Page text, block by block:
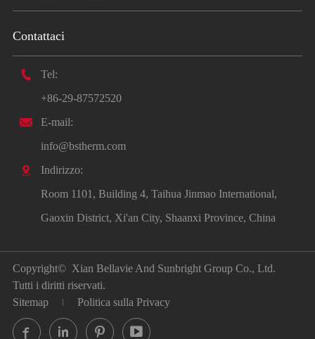
Contattaci

Tel:
+86-29-87572520

E-mail:
info@bstherm.com

Indirizzo:
Room 1101, Building 4, Taihua Jinmao International,
Gaoxin District, Xi'an City, Shaanxi Province, China
Copyright© Xian Bellavie And Sunbright Group Co., Ltd.
Tutti i diritti riservati.
Sitemap
Politica sulla Privacy
   